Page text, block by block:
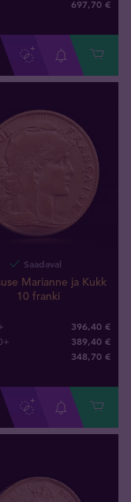
697,70 €
Saadaval
Marianne ja Kukk
10 franki
396,40 €
389,40 €
348,70 €